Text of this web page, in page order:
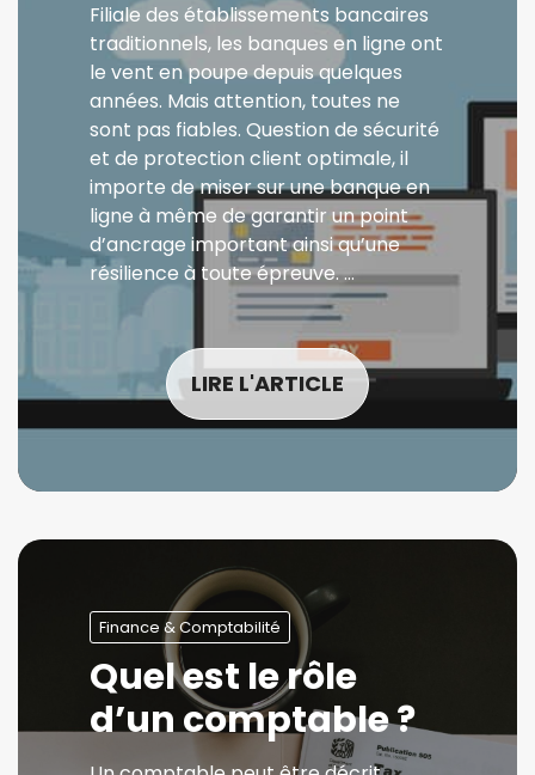
Filiale des établissements bancaires
traditionnels, les banques en ligne ont
le vent en poupe depuis quelques
années. Mais attention, toutes ne
sont pas fiables. Question de sécurité
et de protection client optimale, il
importe de miser sur une banque en
ligne à même de garantir un point
d’ancrage important ainsi qu’une
résilience à toute épreuve. …
LIRE L'ARTICLE
Finance & Comptabilité
Quel est le rôle
d’un comptable ?